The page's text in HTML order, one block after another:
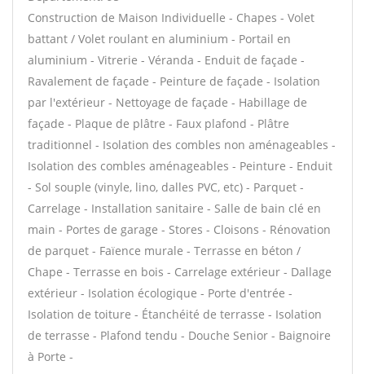
Construction de Maison Individuelle - Chapes - Volet
battant / Volet roulant en aluminium - Portail en
aluminium - Vitrerie - Véranda - Enduit de façade -
Ravalement de façade - Peinture de façade - Isolation
par l'extérieur - Nettoyage de façade - Habillage de
façade - Plaque de plâtre - Faux plafond - Plâtre
traditionnel - Isolation des combles non aménageables -
Isolation des combles aménageables - Peinture - Enduit
- Sol souple (vinyle, lino, dalles PVC, etc) - Parquet -
Carrelage - Installation sanitaire - Salle de bain clé en
main - Portes de garage - Stores - Cloisons - Rénovation
de parquet - Faïence murale - Terrasse en béton /
Chape - Terrasse en bois - Carrelage extérieur - Dallage
extérieur - Isolation écologique - Porte d'entrée -
Isolation de toiture - Étanchéité de terrasse - Isolation
de terrasse - Plafond tendu - Douche Senior - Baignoire
à Porte -